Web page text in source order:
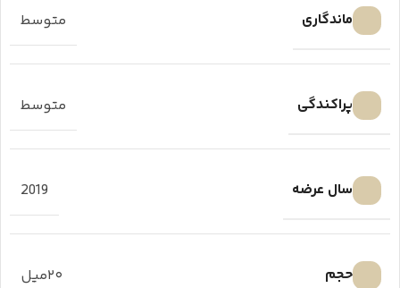
ماندگاری متوسط
پراکندگی متوسط
سال عرضه 2019
حجم ۲۰میل